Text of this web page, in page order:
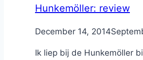
Hunkemöller: review
ByNicole
December 14, 2014
Ik liep bij de Hunkemöller